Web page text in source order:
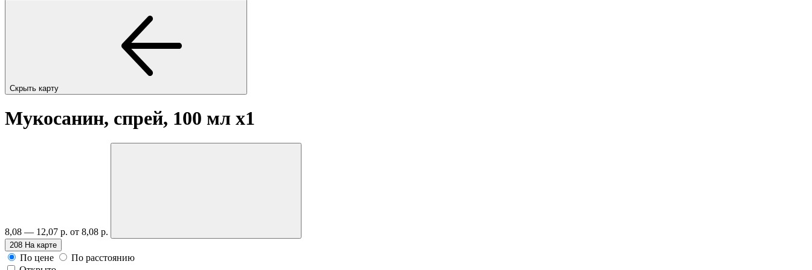
Скрыть карту
Мукосанин, спрей, 100 мл x1
8,08 — 12,07 р. от 8,08 р.
208 На карте
По цене
По расстоянию